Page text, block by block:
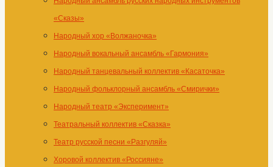
«Сказы»
Народный хор «Волжаночка»
Народный вокальный ансамбль «Гармония»
Народный танцевальный коллектив «Касаточка»
Народный фольклорный ансамбль «Смирички»
Народный театр «Эксперимент»
Театральный коллектив «Сказка»
Театр русской песни «Разгуляй»
Хоровой коллектив «Россияне»